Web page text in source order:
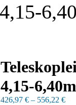
4,15-6,40m
426,97 € – 556,22 €